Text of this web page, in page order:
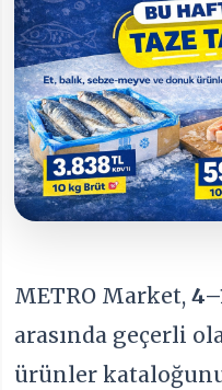
METRO Market,
arasında geçerli
ürünler